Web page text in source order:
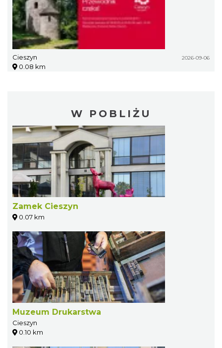
Cieszyn 2026-09-06
0.08 km
W POBLIŻU
Zamek Cieszyn
0.07 km
Muzeum Drukarstwa
Cieszyn
0.10 km